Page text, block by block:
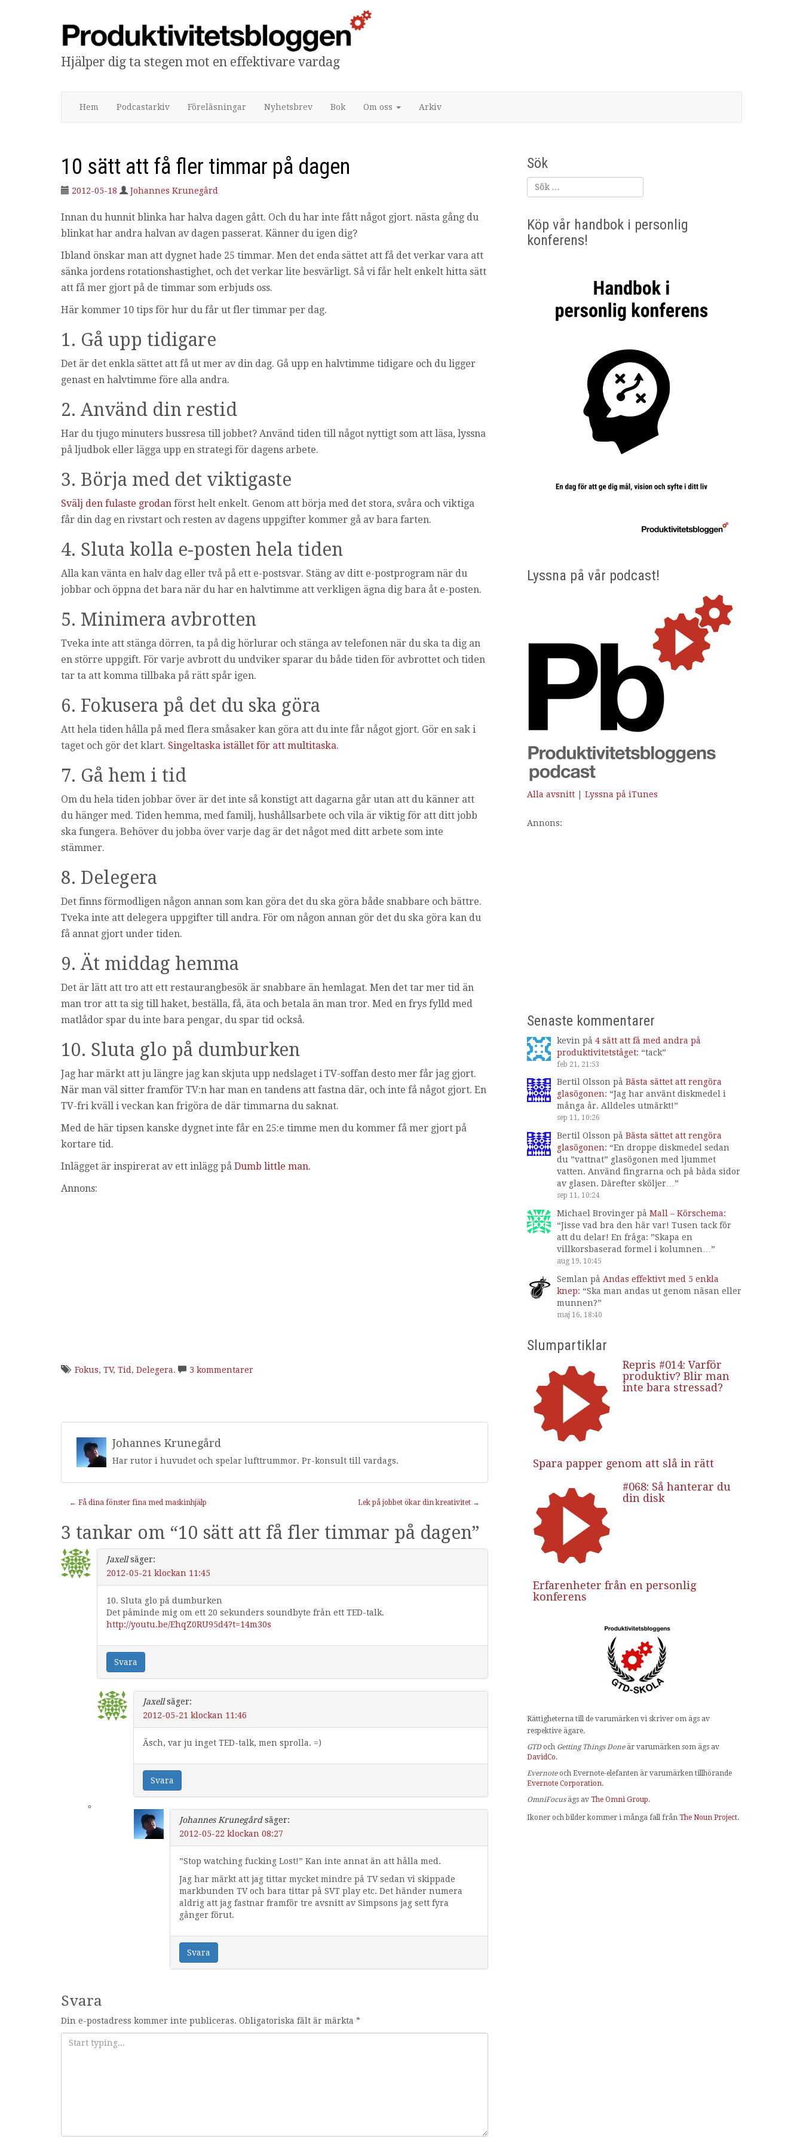
Produktivitetsbloggen
Hjälper dig ta stegen mot en effektivare vardag
Hem Podcastarkiv Föreläsningar Nyhetsbrev Bok Om oss Arkiv
10 sätt att få fler timmar på dagen
2012-05-18 Johannes Krunegård
Innan du hunnit blinka har halva dagen gått. Och du har inte fått något gjort. nästa gång du
blinkat har andra halvan av dagen passerat. Känner du igen dig?
Ibland önskar man att dygnet hade 25 timmar. Men det enda sättet att få det verkar vara att
sänka jordens rotationshastighet, och det verkar lite besvärligt. Så vi får helt enkelt hitta sätt
att få mer gjort på de timmar som erbjuds oss.
Här kommer 10 tips för hur du får ut fler timmar per dag.
1. Gå upp tidigare
Det är det enkla sättet att få ut mer av din dag. Gå upp en halvtimme tidigare och du ligger
genast en halvtimme före alla andra.
2. Använd din restid
Har du tjugo minuters bussresa till jobbet? Använd tiden till något nyttigt som att läsa, lyssna
på ljudbok eller lägga upp en strategi för dagens arbete.
3. Börja med det viktigaste
Svälj den fulaste grodan först helt enkelt. Genom att börja med det stora, svåra och viktiga
får din dag en rivstart och resten av dagens uppgifter kommer gå av bara farten.
4. Sluta kolla e-posten hela tiden
Alla kan vänta en halv dag eller två på ett e-postsvar. Stäng av ditt e-postprogram när du
jobbar och öppna det bara när du har en halvtimme att verkligen ägna dig bara åt e-posten.
5. Minimera avbrotten
Tveka inte att stänga dörren, ta på dig hörlurar och stänga av telefonen när du ska ta dig an
en större uppgift. För varje avbrott du undviker sparar du både tiden för avbrottet och tiden
tar ta att komma tillbaka på rätt spår igen.
6. Fokusera på det du ska göra
Att hela tiden hålla på med flera småsaker kan göra att du inte får något gjort. Gör en sak i
taget och gör det klart. Singeltaska istället för att multitaska.
7. Gå hem i tid
Om du hela tiden jobbar över är det inte så konstigt att dagarna går utan att du känner att
du hänger med. Tiden hemma, med familj, hushållsarbete och vila är viktig för att ditt jobb
ska fungera. Behöver du jobba över varje dag är det något med ditt arbete som inte
stämmer.
8. Delegera
Det finns förmodligen någon annan som kan göra det du ska göra både snabbare och bättre.
Tveka inte att delegera uppgifter till andra. För om någon annan gör det du ska göra kan du
få annat gjort under tiden.
9. Ät middag hemma
Det är lätt att tro att ett restaurangbesök är snabbare än hemlagat. Men det tar mer tid än
man tror att ta sig till haket, beställa, få, äta och betala än man tror. Med en frys fylld med
matlådor spar du inte bara pengar, du spar tid också.
10. Sluta glo på dumburken
Jag har märkt att ju längre jag kan skjuta upp nedslaget i TV-soffan desto mer får jag gjort.
När man väl sitter framför TV:n har man en tandens att fastna där, och inte få något gjort. En
TV-fri kväll i veckan kan frigöra de där timmarna du saknat.
Med de här tipsen kanske dygnet inte får en 25:e timme men du kommer få mer gjort på
kortare tid.
Inlägget är inspirerat av ett inlägg på Dumb little man.
Annons:
Fokus, TV, Tid, Delegera. 3 kommentarer
Johannes Krunegård
Har rutor i huvudet och spelar lufttrummor. Pr-konsult till vardags.
Inläggnavigering
← Få dina fönster fina med maskinhjälp Lek på jobbet ökar din kreativitet →
3 tankar om “10 sätt att få fler timmar på dagen”
Jaxell säger:
2012-05-21 klockan 11:45
10. Sluta glo på dumburken
Det påminde mig om ett 20 sekunders soundbyte från ett TED-talk.
http://youtu.be/EhqZ0RU95d4?t=14m30s
Svara
Jaxell säger:
2012-05-21 klockan 11:46
Äsch, var ju inget TED-talk, men sprolla. =)
Svara
Johannes Krunegård säger:
2012-05-22 klockan 08:27
”Stop watching fucking Lost!” Kan inte annat än att hålla med.
Jag har märkt att jag tittar mycket mindre på TV sedan vi skippade
markbunden TV och bara tittar på SVT play etc. Det händer numera
aldrig att jag fastnar framför tre avsnitt av Simpsons jag sett fyra
gånger förut.
Svara
Svara
Din e-postadress kommer inte publiceras. Obligatoriska fält är märkta *
Sök
Köp vår handbok i personlig
konferens!
Lyssna på vår podcast!
Alla avsnitt Lyssna på iTunes
Annons:
Senaste kommentarer
kevin på 4 sätt att få med andra på
produktivitetståget: “tack”
feb 21, 21:53
Bertil Olsson på Bästa sättet att rengöra
glasögonen: “Jag har använt diskmedel i
många år. Alldeles utmärkt!”
sep 11, 10:26
Bertil Olsson på Bästa sättet att rengöra
glasögonen: “En droppe diskmedel sedan
du ”vattnat” glasögonen med ljummet
vatten. Använd fingrarna och på båda sidor
av glasen. Därefter sköljer…”
sep 11, 10:24
Michael Brovinger på Mall – Körschema:
“Jisse vad bra den här var! Tusen tack för
att du delar! En fråga: ”Skapa en
villkorsbaserad formel i kolumnen… ”
aug 19, 10:45
Semlan på Andas effektivt med 5 enkla
knep: “Ska man andas ut genom näsan eller
munnen?”
maj 16, 18:40
Slumpartiklar
Repris #014: Varför
produktiv? Blir man
inte bara stressad?
Spara papper genom att slå in rätt
#068: Så hanterar du
din disk
Erfarenheter från en personlig
konferens
Rättigheterna till de varumärken vi skriver om ägs av
respektive ägare.
GTDoch Getting Things Doneär varumärken som ägs av
DavidCo.
Evernoteoch Evernote-elefanten är varumärken tillhörande
Evernote Corporation.
OmniFocusägs av The Omni Group.
Ikoner och bilder kommer i många fall från The Noun Project.